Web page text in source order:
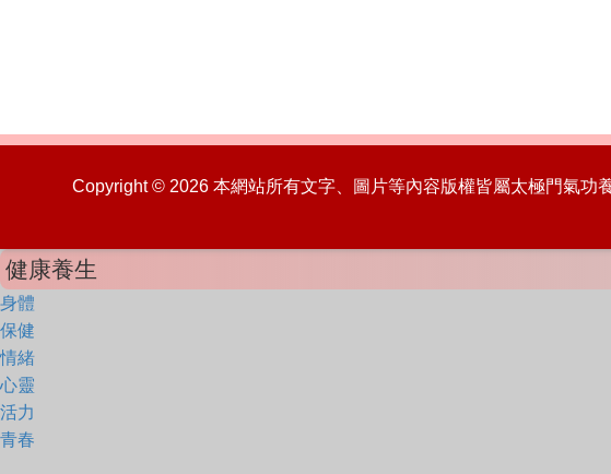
Copyright © 2026 本網站所有文字、圖片等內容版權皆屬太極門氣
健康養生
身體
保健
情緒
心靈
活力
青春